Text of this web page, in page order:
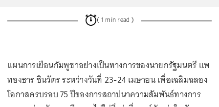
( 1 min read )
แผนการเยือนกัมพูชาอย่างเป็นทางการของนายกรัฐมนตรี แพ
ทองธาร ชินวัตร ระหว่างวันที่ 23-24 เมษายน เพื่อเฉลิมฉลอง
โอกาสครบรอบ 75 ปีของการสถาปนาความสัมพันธ์ทางการ